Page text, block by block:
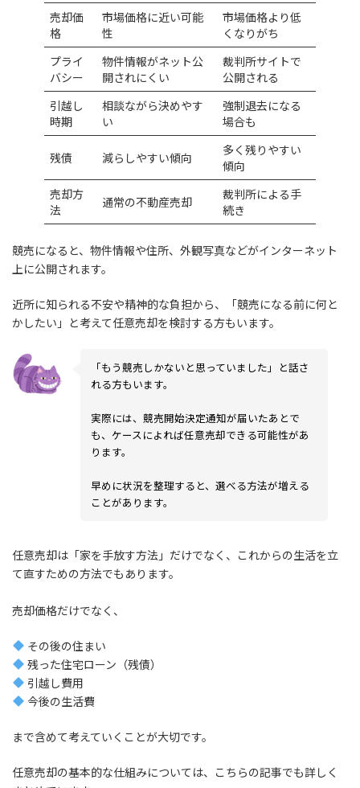
売却価
格
市場価格に近い可能
性
市場価格より低
くなりがち
プライ
バシー
物件情報がネット公
開されにくい
裁判所サイトで
公開される
引越し
時期
相談ながら決めやす
い
強制退去になる
場合も
残債 減らしやすい傾向
多く残りやすい
傾向
売却方
法
通常の不動産売却
裁判所による手
続き
競売になると、物件情報や住所、外観写真などがインターネット
上に公開されます。
近所に知られる不安や精神的な負担から、「競売になる前に何と
かしたい」と考えて任意売却を検討する方もいます。
「もう競売しかないと思っていました」と話さ
れる方もいます。
実際には、競売開始決定通知が届いたあとで
も、ケースによれば任意売却できる可能性があ
ります。
早めに状況を整理すると、選べる方法が増える
ことがあります。
任意売却は「家を手放す方法」だけでなく、これからの生活を立
て直すための方法でもあります。
売却価格だけでなく、
その後の住まい
残った住宅ローン（残債）
引越し費用
今後の生活費
まで含めて考えていくことが大切です。
任意売却の基本的な仕組みについては、こちらの記事でも詳しく